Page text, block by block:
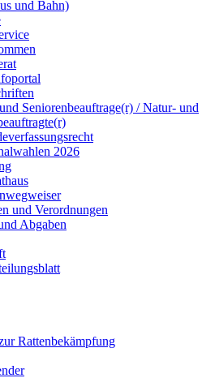
und Bahn)
Seniorenbeauftrage(r) / Natur- und
2026
und Verordnungen
Abgaben
Rattenbekämpfung